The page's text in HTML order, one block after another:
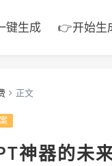
键生成 👉开始生
正文
神器的未